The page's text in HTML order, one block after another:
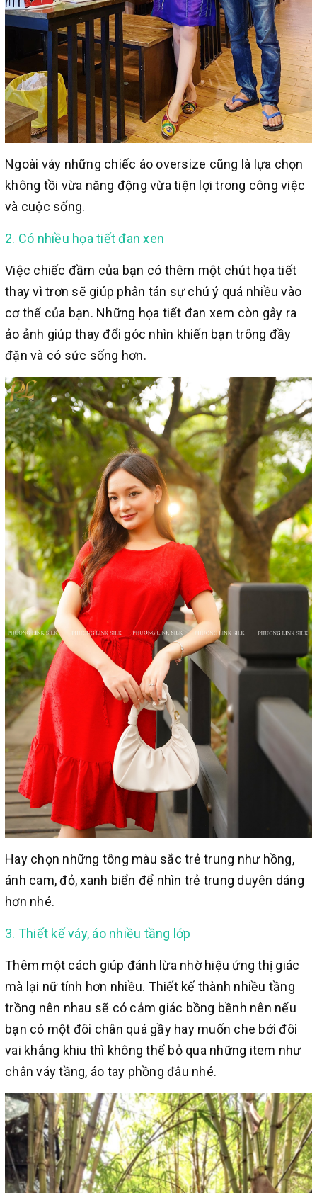
Ngoài váy những chiếc áo oversize cũng là lựa chọn
không tồi vừa năng động vừa tiện lợi trong công việc
và cuộc sống.
2. Có nhiều họa tiết đan xen
Việc chiếc đầm của bạn có thêm một chút họa tiết
thay vì trơn sẽ giúp phân tán sự chú ý quá nhiều vào
cơ thể của bạn. Những họa tiết đan xem còn gây ra
ảo ảnh giúp thay đổi góc nhìn khiến bạn trông đầy
đặn và có sức sống hơn.
Hay chọn những tông màu sắc trẻ trung như hồng,
ánh cam, đỏ, xanh biển để nhìn trẻ trung duyên dáng
hơn nhé.
3. Thiết kế váy, áo nhiều tầng lớp
Thêm một cách giúp đánh lừa nhờ hiệu ứng thị giác
mà lại nữ tính hơn nhiều. Thiết kế thành nhiều tầng
trồng nên nhau sẽ có cảm giác bồng bềnh nên nếu
bạn có một đôi chân quá gầy hay muốn che bới đôi
vai khẳng khiu thì không thể bỏ qua những item như
chân váy tầng, áo tay phồng đâu nhé.